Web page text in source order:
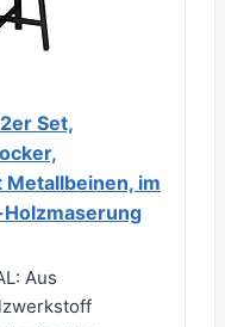
Set,
Metallbeinen, im
Aus